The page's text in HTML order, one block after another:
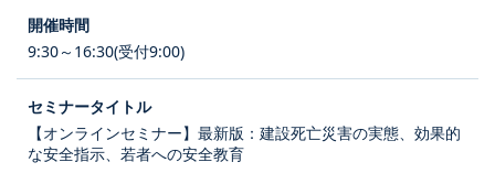
9:30～16:30(受付9:00)
【オンラインセミナー】最新版：建設死亡災害の実態、効果的
な安全指示、若者への安全教育